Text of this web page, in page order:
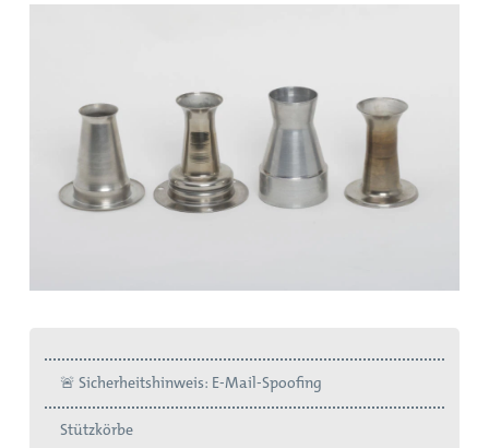
🚨 Sicherheitshinweis: E-Mail-Spoofing
Stützkörbe